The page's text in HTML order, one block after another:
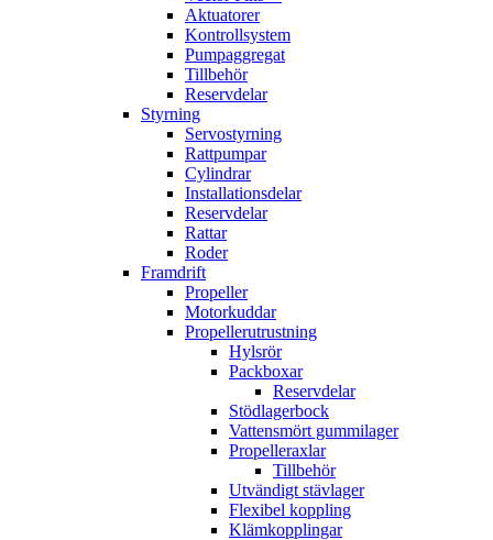
Aktuatorer
Kontrollsystem
Pumpaggregat
Tillbehör
Reservdelar
Styrning
Servostyrning
Rattpumpar
Cylindrar
Installationsdelar
Reservdelar
Rattar
Roder
Framdrift
Propeller
Motorkuddar
Propellerutrustning
Hylsrör
Packboxar
Reservdelar
Stödlagerbock
Vattensmört gummilager
Propelleraxlar
Tillbehör
Utvändigt stävlager
Flexibel koppling
Klämkopplingar